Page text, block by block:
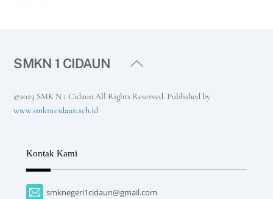
Back
Top
SMKN 1 CIDAUN
©2023 SMK N 1 Cidaun All Rights Reserved. Published by
www.smkn1cidaun.sch.id
Kontak Kami
smknegeri1cidaun@gmail.com